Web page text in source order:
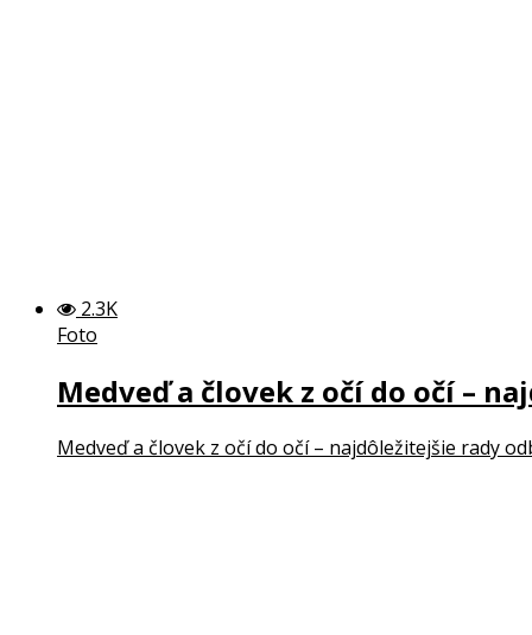
2.3K
Foto
Medveď a človek z očí do očí –
Medveď a človek z očí do očí – najdôležitejšie rady